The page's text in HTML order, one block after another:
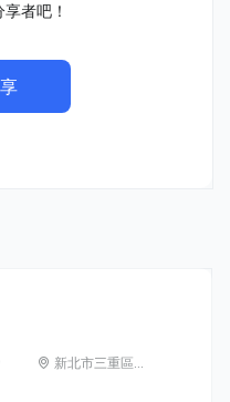
者吧！
新北市三重區光